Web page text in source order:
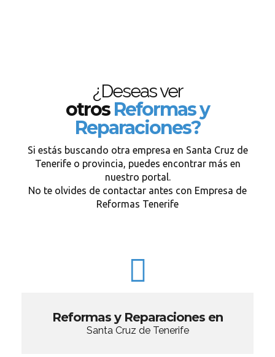
¿Deseas ver
otrosReformas y
Reparaciones?
Si estás buscando otra empresa en Santa Cruz de
Tenerife o provincia, puedes encontrar más en
nuestro portal.
No te olvides de contactar antes con Empresa de
Reformas Tenerife
Reformas y Reparaciones en
Santa Cruz de Tenerife